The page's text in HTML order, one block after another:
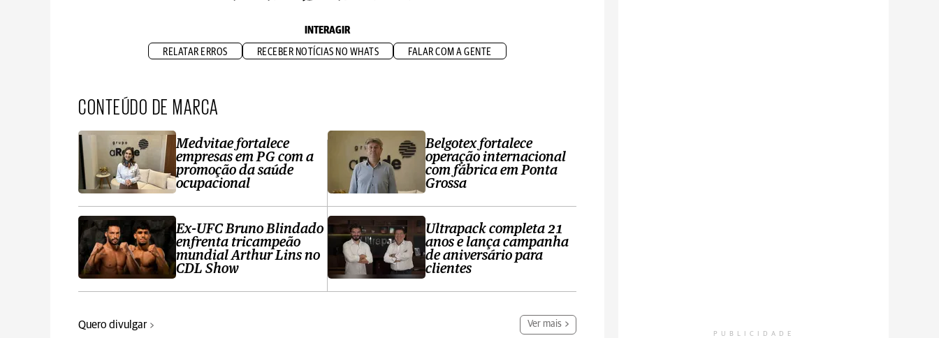
INTERAGIR
RELATAR ERROS RECEBER NOTÍCIAS NO WHATS FALAR COM A GENTE
CONTEÚDO DE MARCA
Medvitae fortalece
empresas em PG com a
promoção da saúde
ocupacional
Ex-UFC Bruno Blindado
enfrenta tricampeão
mundial Arthur Lins no
CDL Show
Belgotex fortalece
operação internacional
com fábrica em Ponta
Grossa
Ultrapack completa 21
anos e lança campanha
de aniversário para
clientes
Quero divulgar Ver mais
PUBLICIDADE